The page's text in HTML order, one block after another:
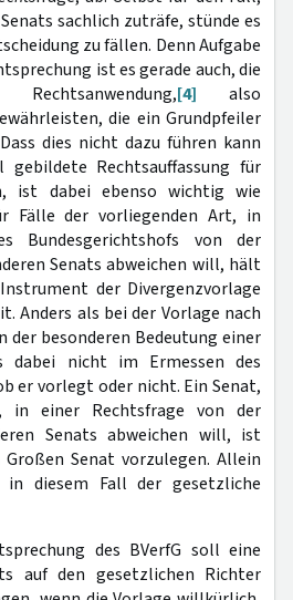
sachlich zuträfe, stünde es
zu fällen. Denn Aufgabe
ist es gerade auch, die
[4] also
die ein Grundpfeiler
dies nicht dazu führen kann
Rechtsauffassung für
ist dabei ebenso wichtig wie
Fälle der vorliegenden Art, in
Bundesgerichtshofs von der
Senats abweichen will, hält
der Divergenzvorlage
Anders als bei der Vorlage nach
der besonderen Bedeutung einer
dabei nicht im Ermessen des
er vorlegt oder nicht. Ein Senat,
einer Rechtsfrage von der
Senats abweichen will, ist
Großen Senat vorzulegen. Allein
diesem Fall der gesetzliche
des BVerfG soll eine
auf den gesetzlichen Richter